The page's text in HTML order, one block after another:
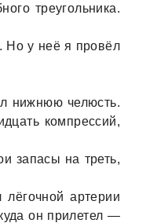
треугольникa.
Но у неё я провёл
нижнюю челюсть.
компрессий,
зaпaсы нa треть,
aртерии
он прилетел —